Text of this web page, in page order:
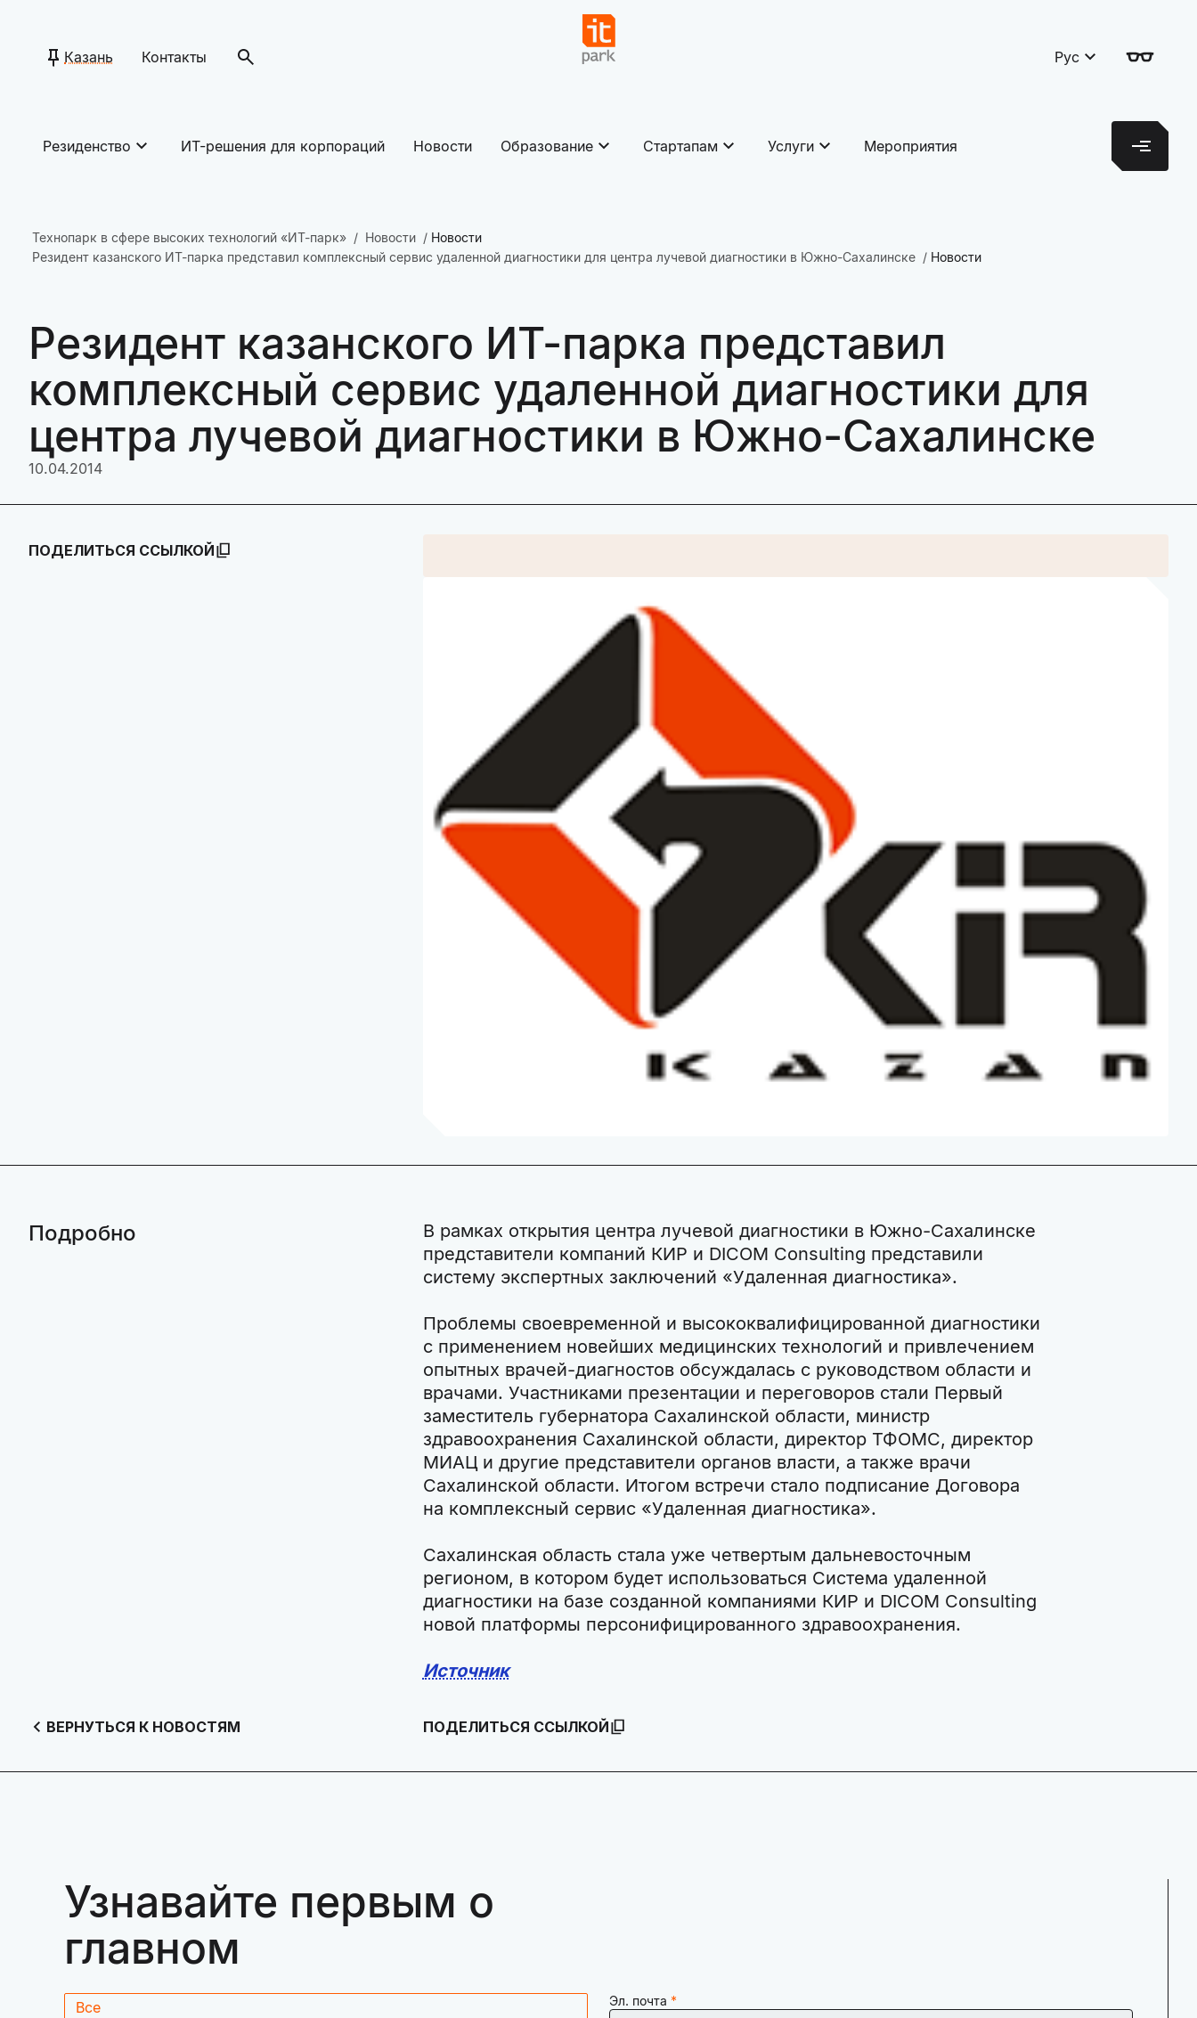
Казань Контакты Рус
Резиденство ИТ-решения для корпораций Новости Образование Стартапам Услуги Мероприятия
Технопарк в сфере высоких технологий «ИТ-парк» Новости
Новости
Резидент казанского ИТ-парка представил комплексный сервис удаленной диагностики для центра лучевой диагностики в Южно-Сахалинске
Новости
Резидент казанского ИТ-парка представил
комплексный сервис удаленной диагностики для
центра лучевой диагностики в Южно-Сахалинске
10.04.2014
ПОДЕЛИТЬСЯ ССЫЛКОЙ
Подробно
В рамках открытия центра лучевой диагностики в Южно-Сахалинске
представители компаний КИР и DICOM Consulting представили
систему экспертных заключений «Удаленная диагностика».
Проблемы своевременной и высококвалифицированной диагностики
с применением новейших медицинских технологий и привлечением
опытных врачей-диагностов обсуждалась с руководством области и
врачами. Участниками презентации и переговоров стали Первый
заместитель губернатора Сахалинской области, министр
здравоохранения Сахалинской области, директор ТФОМС, директор
МИАЦ и другие представители органов власти, а также врачи
Сахалинской области. Итогом встречи стало подписание Договора
на комплексный сервис «Удаленная диагностика».
Сахалинская область стала уже четвертым дальневосточным
регионом, в котором будет использоваться Система удаленной
диагностики на базе созданной компаниями КИР и DICOM Consulting
новой платформы персонифицированного здравоохранения.
Источник
ВЕРНУТЬСЯ К НОВОСТЯМ ПОДЕЛИТЬСЯ ССЫЛКОЙ
Узнавайте первым о
главном
Все
Эл. почта